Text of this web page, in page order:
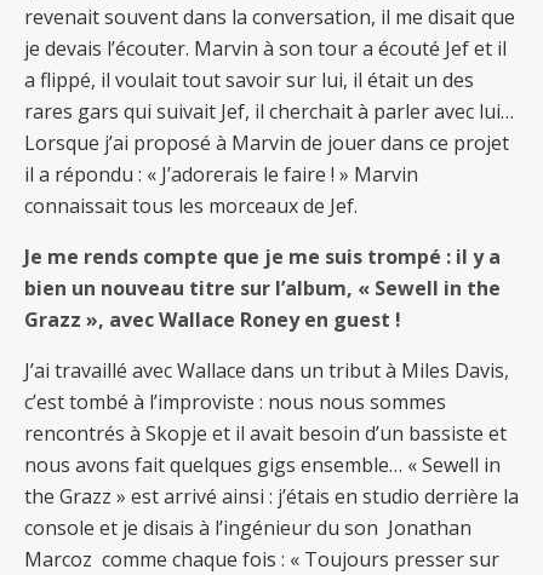
revenait souvent dans la conversation, il me disait que
je devais l’écouter. Marvin à son tour a écouté Jef et il
a flippé, il voulait tout savoir sur lui, il était un des
rares gars qui suivait Jef, il cherchait à parler avec lui…
Lorsque j’ai proposé à Marvin de jouer dans ce projet
il a répondu : « J’adorerais le faire ! » Marvin
connaissait tous les morceaux de Jef.
Je me rends compte que je me suis trompé : il y a
bien un nouveau titre sur l’album, « Sewell in the
Grazz », avec Wallace Roney en guest !
J’ai travaillé avec Wallace dans un tribut à Miles Davis,
c’est tombé à l’improviste : nous nous sommes
rencontrés à Skopje et il avait besoin d’un bassiste et
nous avons fait quelques gigs ensemble… « Sewell in
the Grazz » est arrivé ainsi : j’étais en studio derrière la
console et je disais à l’ingénieur du son Jonathan
Marcoz comme chaque fois : « Toujours presser sur